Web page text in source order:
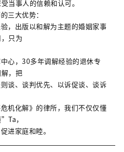
当事人的信赖和认可。
三大优势：
，出版以和解为主题的婚姻家事
只为
心，30多年调解经验的退休专
，把
谈、谈判优先、以诉促谈、谈诉
机化解》的律所，我们不仅仅懂
，
进家庭和睦。